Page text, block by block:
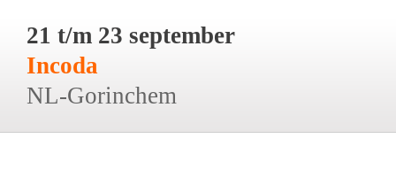
21 t/m 23 september
Incoda
NL-Gorinchem